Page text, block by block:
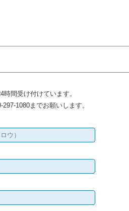
時間受け付けています。
1080までお願いします。